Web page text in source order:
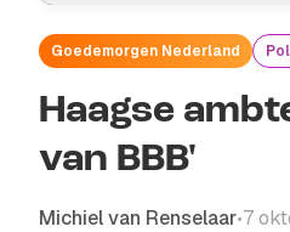
Goedemorgen Nederland
Haagse
van BBB'
Michiel van Renselaar•7